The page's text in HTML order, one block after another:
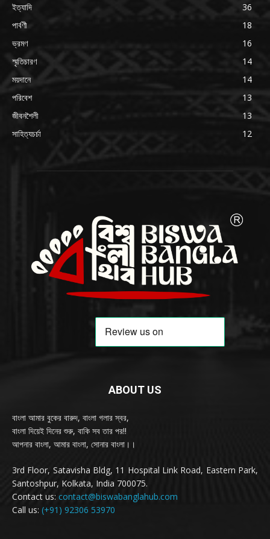
ইত্যাদি
36
পার্বণী
18
ভ্রমণ
16
স্মৃতিচারণ
14
ময়দানে
14
পরিবেশ
13
জীবনশৈলী
13
সাহিত্যচর্চা
12
ABOUT US
বাংলা আমার বুকের বারুদ, বাংলা গলার স্বর,
বাংলা দিয়েই দিনের শুরু, বাকি সব তার পর!!
আপনার বাংলা, আমার বাংলা, সোনার বাংলা।।
3rd Floor, Satavisha Bldg, 11 Hospital Link Road, Eastern Park,
Santoshpur, Kolkata, India 700075.
Contact us: contact@biswabanglahub.com
Call us: (+91) 92306 53970